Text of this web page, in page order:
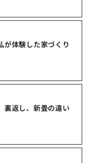
が体験した家づくり
裏返し、新畳の違い